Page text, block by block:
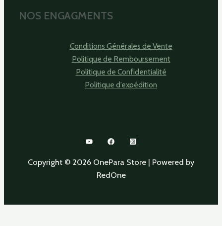
NOS ENGAGMENTS
Conditions Générales de Vente
Politique de Remboursement
Politique de Confidentialité
Politique d’expédition
Copyright © 2026 OnePara Store | Powered by
RedOne